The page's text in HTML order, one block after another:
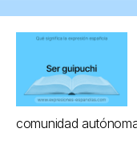
comunidad